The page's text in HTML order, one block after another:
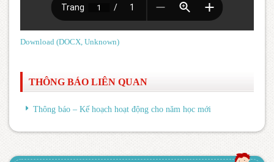
Download (DOCX, Unknown)
THÔNG BÁO LIÊN QUAN
Thông báo – Kế hoạch hoạt động cho năm học mới